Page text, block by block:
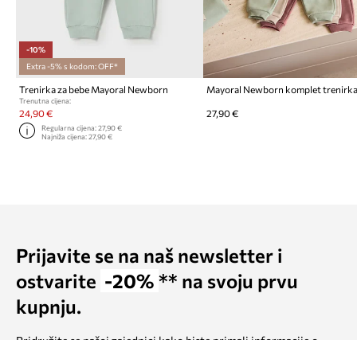
-10%
Extra -5% s kodom: OFF*
Trenirka za bebe Mayoral Newborn
Trenutna cijena:
24,90 €
Regularna cijena:27,90 €
Najniža cijena:27,90 €
27,90 €
Prijavite se na naš newsletter i
ostvarite -20% ** na svoju prvu
kupnju.